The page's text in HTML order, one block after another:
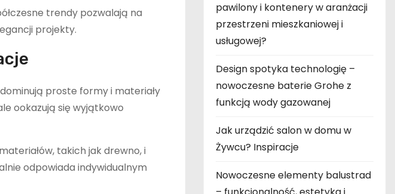
trendy pozwalają na
projekty.
proste formy i materiały
ookazują się wyjątkowo
takich jak drewno, i
odpowiada indywidualnym
pawilony i kontenery w aranżacji
przestrzeni mieszkaniowej i
usługowej?
Design spotyka technologię –
nowoczesne baterie Grohe z
funkcją wody gazowanej
Jak urządzić salon w domu w
Żywcu? Inspiracje
Nowoczesne elementy balustrad